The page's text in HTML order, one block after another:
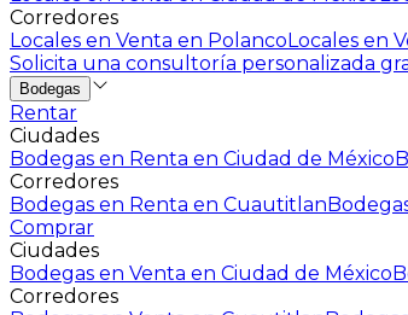
Corredores
Locales en Venta en PolancoLocales en
Solicita una consultoría personalizada
Bodegas
Rentar
Ciudades
Bodegas en Renta en Ciudad de México
Corredores
Bodegas en Renta en Cuautitlan
Comprar
Ciudades
Bodegas en Venta en Ciudad de México
Corredores